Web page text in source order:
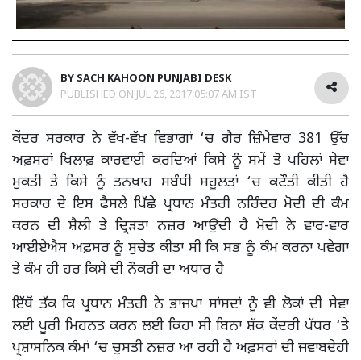
BY SACH KAHOON PUNJABI DESK
PUBLISHED ON JUL 26, 2017 05:07 AM IST
ਕੇਂਦਰ ਸਰਕਾਰ ਨੇ ਵੱਖ-ਵੱਖ ਵਿਭਾਗਾਂ ‘ਚ ਗੈਰ ਜ਼ਿੰਮੇਵਾਰ 381 ਉੱਚ
ਅਫ਼ਸਰਾਂ ਖਿਲਾਫ਼ ਕਾਰਵਾਈ ਕਰਦਿਆਂ ਕਿਸੇ ਨੂੰ ਸਮੇਂ ਤੋਂ ਪਹਿਲਾਂ ਸੇਵਾ
ਮੁਕਤੀ ਤੇ ਕਿਸੇ ਨੂੰ ਤਨਖਾਹ ਸਬੰਧੀ ਸਹੂਲਤਾਂ ‘ਚ ਕਟੌਤੀ ਕੀਤੀ ਹੈ
ਸਰਕਾਰ ਦੇ ਇਸ ਫੈਸਲੇ ਪਿੱਛੇ ਪ੍ਰਧਾਨ ਮੰਤਰੀ ਨਰਿੰਦਰ ਮੋਦੀ ਦੀ ਕੰਮ
ਕਰਨ ਦੀ ਸ਼ੈਲੀ ਤੇ ਦ੍ਰਿੜਤਾ ਨਜ਼ਰ ਆਉਂਦੀ ਹੈ ਮੋਦੀ ਨੇ ਵਾਰ-ਵਾਰ
ਆਈਏਐਸ ਅਫ਼ਸਰ ਨੂੰ ਸੁਚੇਤ ਕੀਤਾ ਸੀ ਕਿ ਸਭ ਨੂੰ ਕੰਮ ਕਰਨਾ ਪਵੇਗਾ
ਤੇ ਕੰਮ ਹੀ ਹਰ ਕਿਸੇ ਦੀ ਨੌਕਰੀ ਦਾ ਅਧਾਰ ਹੈ
ਇੱਥੋਂ ਤੱਕ ਕਿ ਪ੍ਰਧਾਨ ਮੰਤਰੀ ਨੇ ਭਾਜਪਾ ਸਾਂਸਦਾਂ ਨੂੰ ਵੀ ਲੋਕਾਂ ਦੀ ਸੇਵਾ
ਲਈ ਪੂਰੀ ਮਿਹਨਤ ਕਰਨ ਲਈ ਕਿਹਾ ਸੀ ਬਿਨਾ ਸ਼ੱਕ ਕੇਂਦਰੀ ਪੱਧਰ ‘ਤੇ
ਪ੍ਰਸ਼ਾਸਨਿਕ ਕੰਮਾਂ ‘ਚ ਚੁਸਤੀ ਨਜ਼ਰ ਆ ਰਹੀ ਹੈ ਅਫ਼ਸਰਾਂ ਦੀ ਜਵਾਬਦੇਹੀ